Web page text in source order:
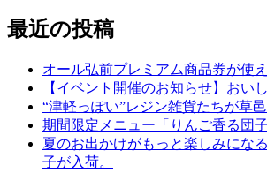
最近の投稿
オール弘前プレミアム商品券が使え
【イベント開催のお知らせ】おい
“津軽っぽい”レジン雑貨たちが草
期間限定メニュー「りんご香る団
夏のお出かけがもっと楽しみにな
子が入荷。